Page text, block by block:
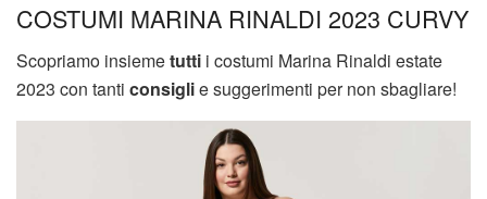
COSTUMI MARINA RINALDI 2023 CURVY
Scopriamo insiemetutti i costumi Marina Rinaldi estate
2023 con tanti consiglie suggerimenti per non sbagliare!